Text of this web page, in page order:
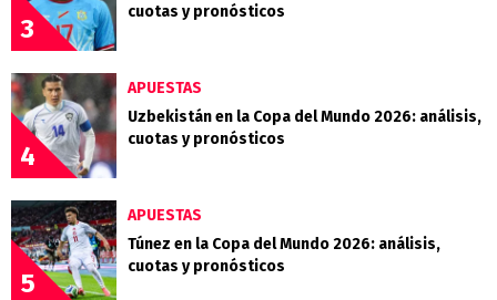
3
cuotas y pronósticos
4
APUESTAS
Uzbekistán en la Copa del Mundo 2026: análisis,
cuotas y pronósticos
5
APUESTAS
Túnez en la Copa del Mundo 2026: análisis,
cuotas y pronósticos